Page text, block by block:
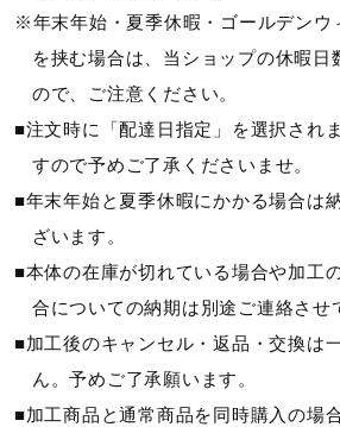
サイズ
※年末年始・夏季休暇・ゴールデンウ
を挟む場合は、当ショップの休暇日
ので、ご注意ください。
■注文時に「配達日指定」を選択され
すので予めご了承くださいませ。
■年末年始と夏季休暇にかかる場合は
ざいます。
■本体の在庫が切れている場合や加工
合についての納期は別途ご連絡させ
■加工後のキャンセル・返品・交換は
ん。予めご了承願います。
■加工商品と通常商品を同時購入の場